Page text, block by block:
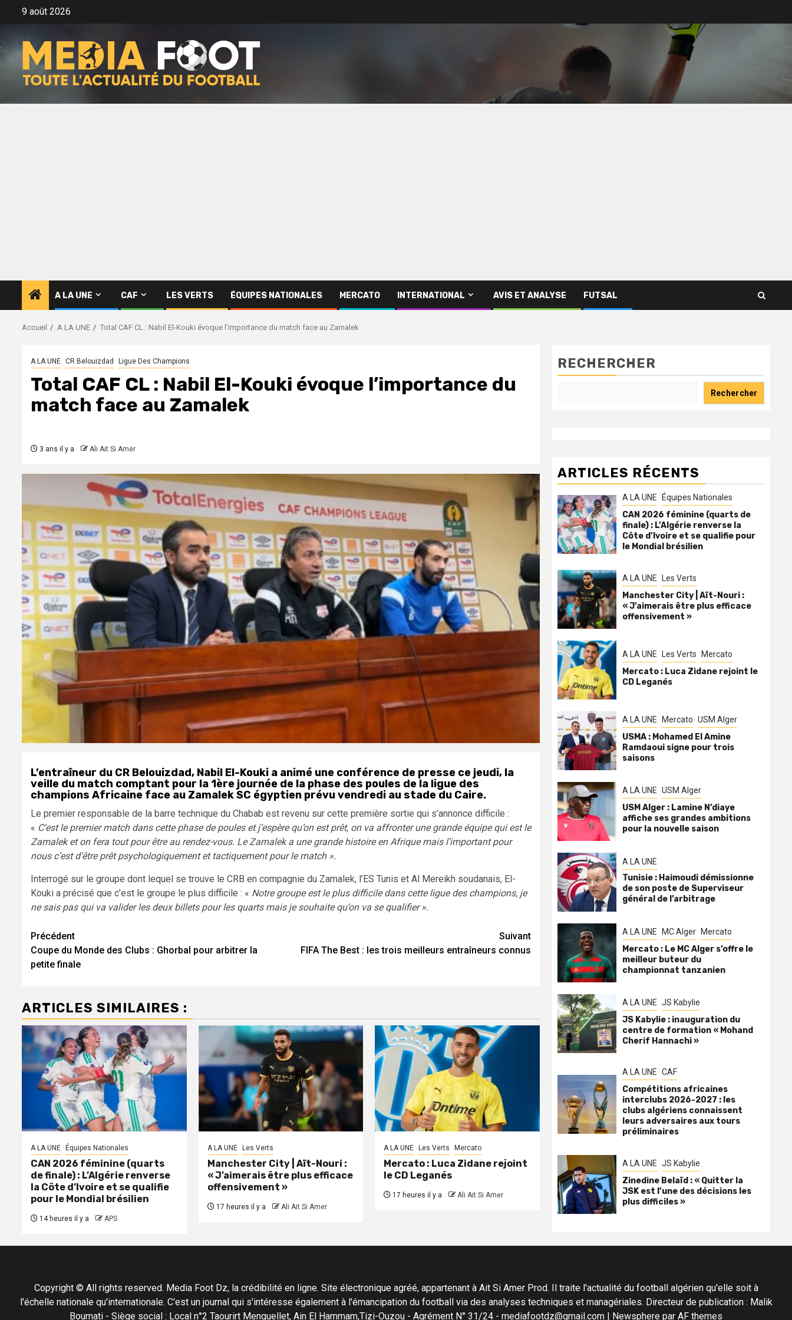
9 août 2026
A LA UNE CAF LES VERTS ÉQUIPES NATIONALES MERCATO INTERNATIONAL AVIS ET ANALYSE FUTSAL
Accueil A LA UNE Total CAF CL : Nabil El-Kouki évoque l’importance du match face au Zamalek
A LA UNE CR Belouizdad Ligue Des Champions
Total CAF CL : Nabil El-Kouki évoque l’importance du
match face au Zamalek
3 ans il y a Ali Ait Si Amer
L’entraîneur du CR Belouizdad, Nabil El-Kouki a animé une conférence de presse ce jeudi, la
veille du match comptant pour la 1ère journée de la phase des poules de la ligue des
champions Africaine face au Zamalek SC égyptien prévu vendredi au stade du Caire.
Le premier responsable de la barre technique du Chabab est revenu sur cette première sortie qui s’annonce difficile :
« C’est le premier match dans cette phase de poules et j’espère qu’on est prêt, on va affronter une grande équipe qui est le
Zamalek et on fera tout pour être au rendez-vous. Le Zamalek a une grande histoire en Afrique mais l’important pour
nous c’est d’être prêt psychologiquement et tactiquement pour le match ».
Interrogé sur le groupe dont lequel se trouve le CRB en compagnie du Zamalek, l’ES Tunis et Al Mereikh soudanais, El-
Kouki a précisé que c’est le groupe le plus difficile : « Notre groupe est le plus difficile dans cette ligue des champions, je
ne sais pas qui va valider les deux billets pour les quarts mais je souhaite qu’on va se qualifier ».
Navigation
d’article
Précédent
Coupe du Monde des Clubs : Ghorbal pour arbitrer la
petite finale
Suivant
FIFA The Best : les trois meilleurs entraîneurs connus
ARTICLES SIMILAIRES :
A LA UNE Équipes Nationales
CAN 2026 féminine (quarts
de finale) : L’Algérie renverse
la Côte d’Ivoire et se qualifie
pour le Mondial brésilien
14 heures il y a APS
A LA UNE Les Verts
Manchester City | Aït-Nouri :
« J’aimerais être plus efficace
offensivement »
17 heures il y a Ali Ait Si Amer
A LA UNE Les Verts Mercato
Mercato : Luca Zidane rejoint
le CD Leganés
17 heures il y a Ali Ait Si Amer
RECHERCHER
Rechercher
ARTICLES RÉCENTS
A LA UNE Équipes Nationales
CAN 2026 féminine (quarts de
finale) : L’Algérie renverse la
Côte d’Ivoire et se qualifie pour
le Mondial brésilien
A LA UNE Les Verts
Manchester City | Aït-Nouri :
« J’aimerais être plus efficace
offensivement »
A LA UNE Les Verts Mercato
Mercato : Luca Zidane rejoint le
CD Leganés
A LA UNE Mercato USM Alger
USMA : Mohamed El Amine
Ramdaoui signe pour trois
saisons
A LA UNE USM Alger
USM Alger : Lamine N’diaye
affiche ses grandes ambitions
pour la nouvelle saison
A LA UNE
Tunisie : Haimoudi démissionne
de son poste de Superviseur
général de l’arbitrage
A LA UNE MC Alger Mercato
Mercato : Le MC Alger s’offre le
meilleur buteur du
championnat tanzanien
A LA UNE JS Kabylie
JS Kabylie : inauguration du
centre de formation « Mohand
Cherif Hannachi »
A LA UNE CAF
Compétitions africaines
interclubs 2026-2027 : les
clubs algériens connaissent
leurs adversaires aux tours
préliminaires
A LA UNE JS Kabylie
Zinedine Belaïd : « Quitter la
JSK est l’une des décisions les
plus difficiles »
Copyright © All rights reserved. Media Foot Dz, la crédibilité en ligne. Site électronique agréé, appartenant à Ait Si Amer Prod. Il traite l'actualité du football algérien qu'elle soit à
l'échelle nationale qu'internationale. C'est un journal qui s'intéresse également à l'émancipation du football via des analyses techniques et managériales. Directeur de publication : Malik
Boumati - Siège social : Local n°2 Taourirt Menguellet, Ain El Hammam,Tizi-Ouzou - Agrément N° 31/24 - mediafootdz@gmail.com | Newsphere par AF themes